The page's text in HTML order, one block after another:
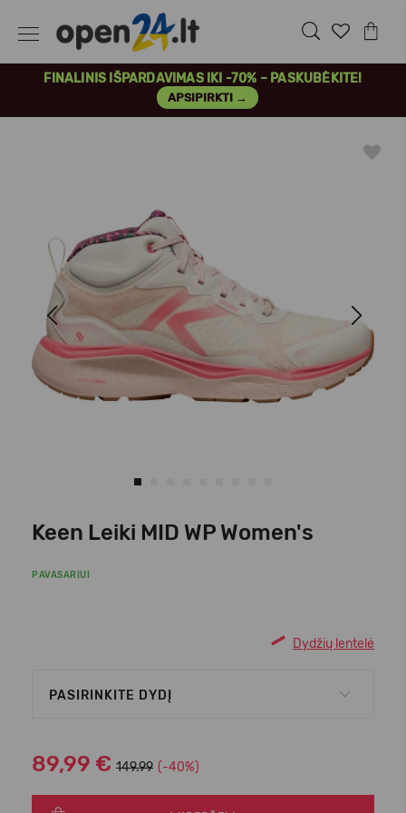
FINALINIS IŠPARDAVIMAS IKI -70% – PASKUBĖKITE!
APSIPIRKTI →
Previous Next
Keen Leiki MID WP Women's
PAVASARIUI
Dydžių lentelė
PASIRINKITE DYDĮ
89,99 € 149.99 (-40%)